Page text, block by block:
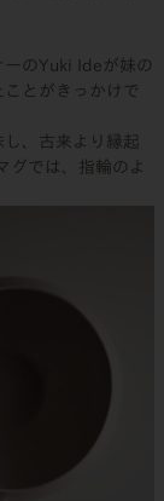
のYuki Ideが妹の
とがきっかけで
し、古来より縁起
グでは、指輪のよ